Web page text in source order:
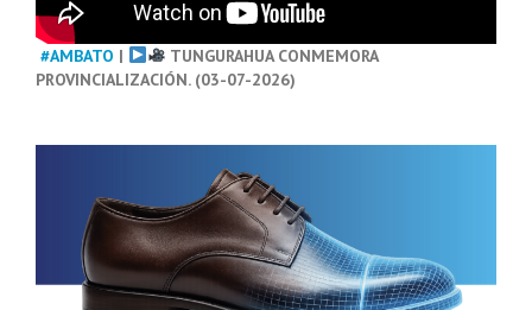
#AMBATO |
TUNGURAHUA CONMEMORA
PROVINCIALIZACIÓN. (03-07-2026)